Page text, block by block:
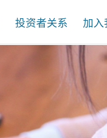
投资者关系 加入